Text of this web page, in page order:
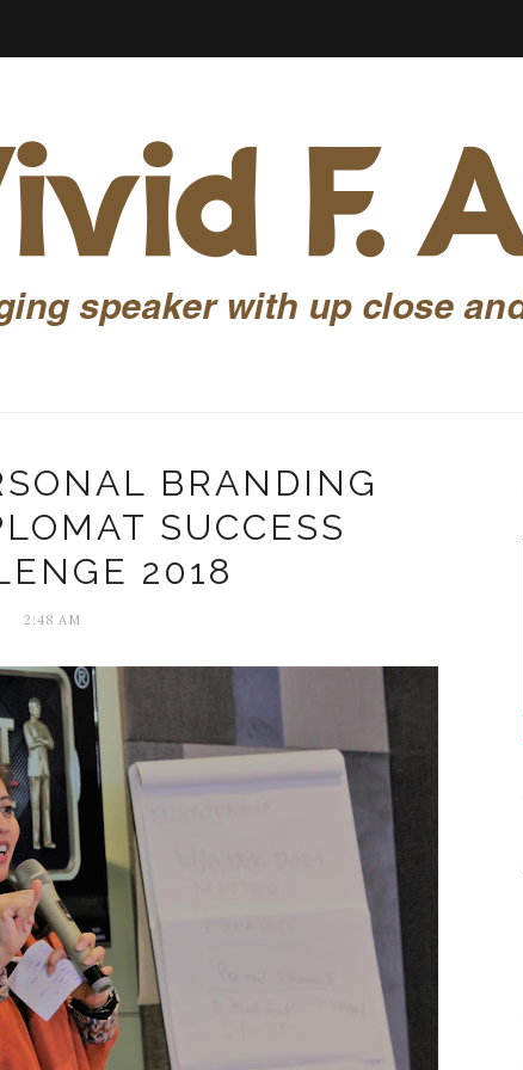
BRANDING
SUCCESS
2018
2:48 AM